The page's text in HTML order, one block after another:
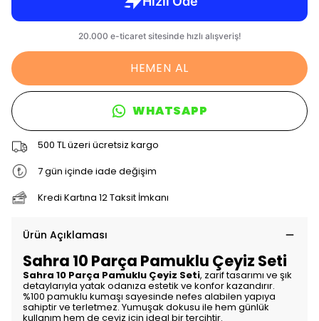
HEMEN AL
WHATSAPP
500 TL üzeri ücretsiz kargo
7 gün içinde iade değişim
Kredi Kartına 12 Taksit İmkanı
Ürün Açıklaması
Sahra 10 Parça Pamuklu Çeyiz Seti
Sahra 10 Parça Pamuklu Çeyiz Seti, zarif tasarımı ve şık
detaylarıyla yatak odanıza estetik ve konfor kazandırır.
%100 pamuklu kumaşı sayesinde nefes alabilen yapıya
sahiptir ve terletmez. Yumuşak dokusu ile hem günlük
kullanım hem de çeyiz için ideal bir tercihtir.